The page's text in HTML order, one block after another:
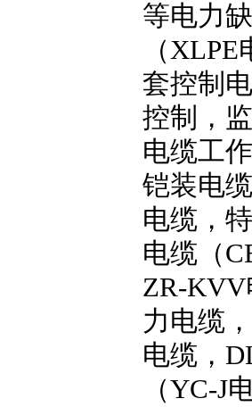
等电力
（XLPE
套控制
控制，
电缆工
铠装电
电缆，
电缆（
ZR-KVV
力电缆，
电缆，
（YC-J